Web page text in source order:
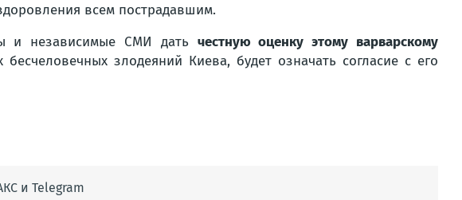
всем пострадавшим.
и независимые СМИ дать честную оценку этому варварскому
злодеяний Киева, будет означать согласие с его
и Telegram